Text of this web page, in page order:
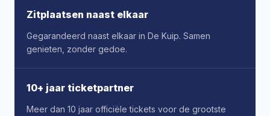
Zitplaatsen naast elkaar
Gegarandeerd naast elkaar in De Kuip. Samen
genieten, zonder gedoe.
10+ jaar ticketpartner
Meer dan 10 jaar officiële tickets voor de grootste